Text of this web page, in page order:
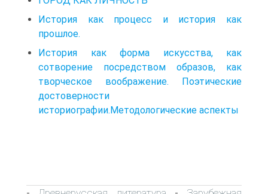
История как процесс и история как
прошлое.
История как форма искусства, как
сотворение посредством образов, как
творческое воображение. Поэтические
достоверности
историографии.Методологические аспекты